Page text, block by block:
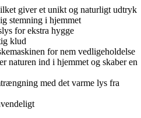
giver et unikt og naturligt udtryk
stemning i hjemmet
for ekstra hygge
klud
for nem vedligeholdelse
naturen ind i hjemmet og skaber en
med det varme lys fra